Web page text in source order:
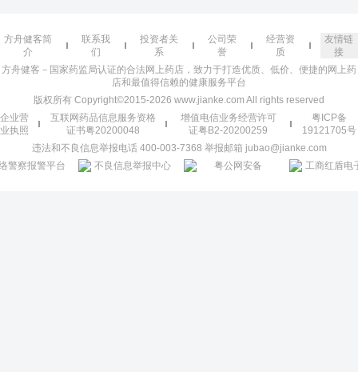
方舟健客简
介
联系我
们
投资者关
系
公司荣
誉
经营资
质
友情链
接
方舟健客－国家药监局认证的合法网上药店，致力于打造优质、低价、便捷的网上药
店和最值得信赖的健康服务平台
版权所有 Copyright©2015-2026 www.jianke.com All rights reserved
企业营
业执照
互联网药品信息服务资格
证书粤20200048
增值电信业务经营许可
证粤B2-20200259
粤ICP备
19121705号
违法和不良信息举报电话 400-003-7368 举报邮箱 jubao@jianke.com